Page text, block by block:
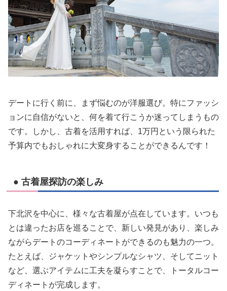
デートに行く前に、まず悩むのが洋服選び。特にファッシ
ョンに自信がないと、何を着て行こうか迷ってしまうもの
です。しかし、古着を活用すれば、1万円という限られた
予算内でもおしゃれに大変身することができるんです！
● 古着屋探訪の楽しみ
下北沢を中心に、様々な古着屋が点在しています。いつも
とは違ったお店を巡ることで、新しい発見があり、楽しみ
ながらデートのコーディネートができるのも魅力の一つ。
たとえば、ジャケットやシンプルなシャツ、そしてニット
など、選ぶアイテムに工夫を凝らすことで、トータルコー
ディネートが完成します。